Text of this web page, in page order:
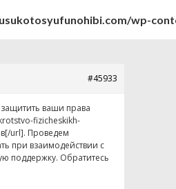
wp-
#45933
ваши права
fizicheskikh-
url]. Проведем
при взаимодействии с
поддержку. Обратитесь